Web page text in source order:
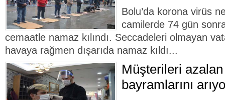
Bolu’da korona virüs
camilerde 74 gün
cemaatle namaz kılındı. Seccadeleri olmayan
havaya rağmen dışarıda namaz kıldı...
Müşterileri
bayramlarını